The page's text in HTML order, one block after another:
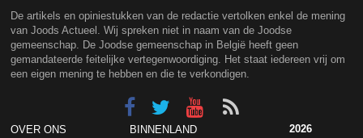
De artikels en opiniestukken van de redactie vertolken enkel de mening
van Joods Actueel. Wij spreken niet in naam van de Joodse
gemeenschap. De Joodse gemeenschap in België heeft geen
gemandateerde feitelijke vertegenwoordiging. Het staat iedereen vrij om
een eigen mening te hebben en die te verkondigen.
OVER ONS
BINNENLAND
2026